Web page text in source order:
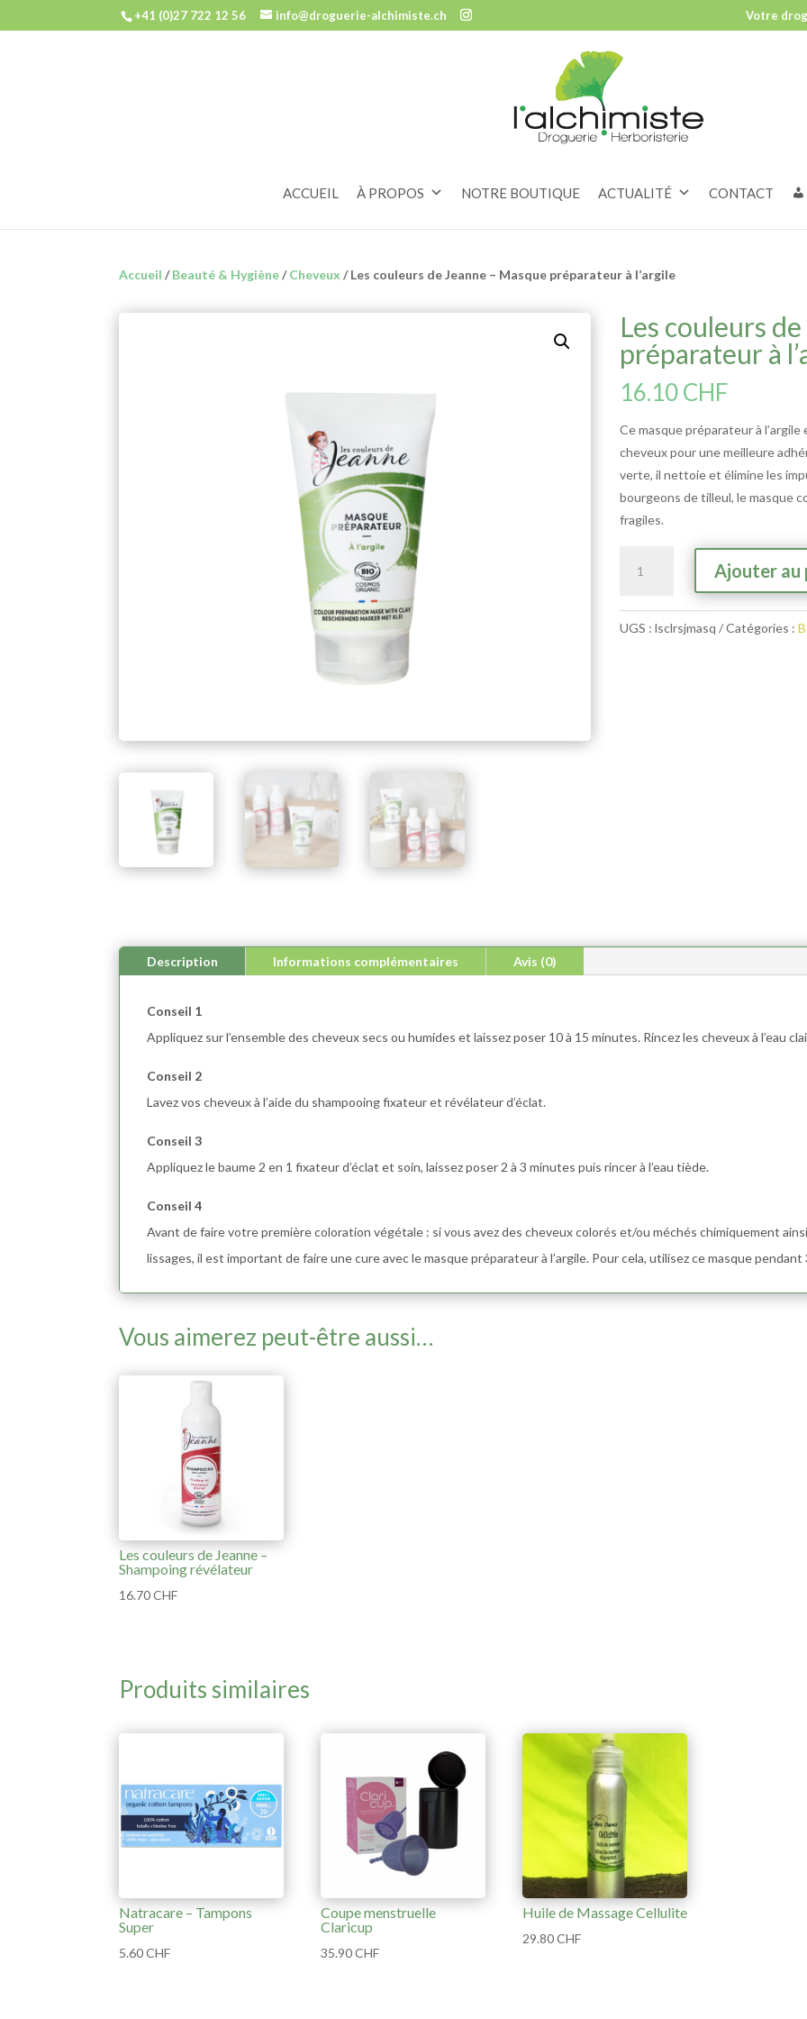
+41 (0)27 722 12 56 info@droguerie-alchimiste.ch Votre
ACCUEIL À PROPOS NOTRE BOUTIQUE ACTUALITÉ CONTACT
Accueil /Beauté & Hygiène/Cheveux / Les couleurs de Jeanne – Masque préparateur à l’argile
Les couleurs
préparateur à
16.10CHF
Ce masque préparateur à
cheveux pour une meilleure
verte, il nettoie et élimine les
bourgeons de tilleul, le masque
fragiles.
couleurs
Ajouter au
UGS :lsclrsjmasq Catégories :
Description Informations complémentaires Avis (0)
Conseil 1
Appliquez sur l’ensemble des cheveux secs ou humides et laissez poser 10 à 15 minutes. Rincez les cheveux à l’eau
Conseil 2
Lavez vos cheveux à l’aide du shampooing fixateur et révélateur d’éclat.
Conseil 3
Appliquez le baume 2 en 1 fixateur d’éclat et soin, laissez poser 2 à 3 minutes puis rincer à l’eau tiède.
Conseil 4
Avant de faire votre première coloration végétale : si vous avez des cheveux colorés et/ou méchés chimiquement
lissages, il est important de faire une cure avec le masque préparateur à l’argile. Pour cela, utilisez ce masque
Vous aimerez peut-être aussi…
Les couleurs de Jeanne –
Shampoing révélateur
16.70CHF
Produits similaires
Natracare – Tampons
Super
5.60CHF
Coupe menstruelle
Claricup
35.90CHF
Huile de Massage Cellulite
29.80CHF